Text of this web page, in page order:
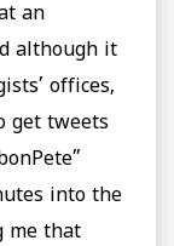
an
although it
offices,
get tweets
into the
me that